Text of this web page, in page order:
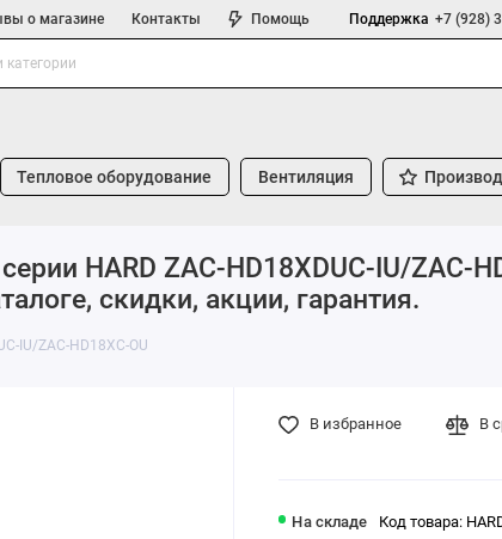
о магазине Контакты Помощь Поддержка +7 (928)
Тепловое оборудование Вентиляция
HARD ZAC-HD18XDUC-IU/ZAC-
скидки, акции, гарантия.
IU/ZAC-HD18XC-OU
На складе
Код товара:
В избранное В